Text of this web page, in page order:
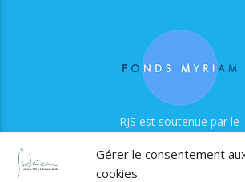
Gérer le consentement
cookies
RJS est soutenue par le